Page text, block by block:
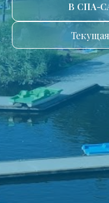
В СПА-